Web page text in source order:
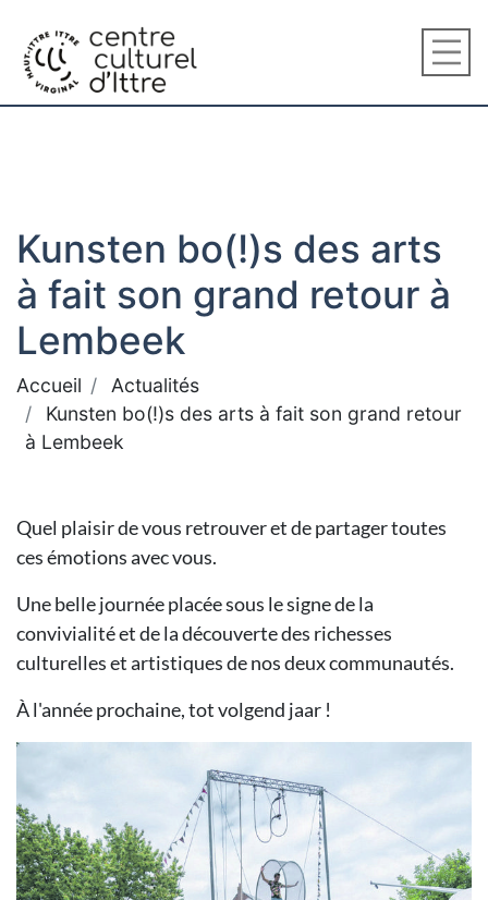
Kunsten bo(!)s des arts
à fait son grand retour à
Lembeek
Accueil
Actualités
Kunsten bo(!)s des arts à fait son grand retour
à Lembeek
Quel plaisir de vous retrouver et de partager toutes
ces émotions avec vous.
Une belle journée placée sous le signe de la
convivialité et de la découverte des richesses
culturelles et artistiques de nos deux communautés.
À l'année prochaine, tot volgend jaar !